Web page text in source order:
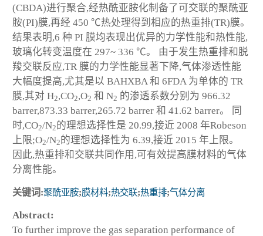
(CBDA)进行聚合,经热酰亚胺化制备了可交联的聚酰亚
胺(PI)膜,再经 450 ℃热处理得到相应的热重排(TR)膜。
结果表明,6 种 PI 膜均表现出优异的力学性能和热性能,
玻璃化转变温度在 297~ 336 ℃。 由于发生热重排和脱
羧交联反应,TR 膜的力学性能显著下降,气体渗透性能
大幅度提高,尤其是以 BAHXBA 和 6FDA 为单体的 TR
膜,其对 H2,CO2,O2 和 N2 的渗透系数分别为 966.32
barrer,873.33 barrer,265.72 barrer 和 41.62 barrer。 同
时,CO2/N2的理想选择性是 20.99,接近 2008 年Robeson
上限;O2/N2的理想选择性为 6.39,接近 2015 年上限。
因此,热重排和交联共同作用,可有效提高膜材料的气体
分离性能。
关键词:聚酰亚胺;膜材料;热交联;热重排;气体分离
Abstract:
To further improve the gas separation performance of